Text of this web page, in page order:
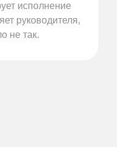
исполнение
руководителя,
не так.